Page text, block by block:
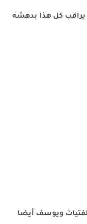
كل هذا بدهشه
ويوسف أيضا